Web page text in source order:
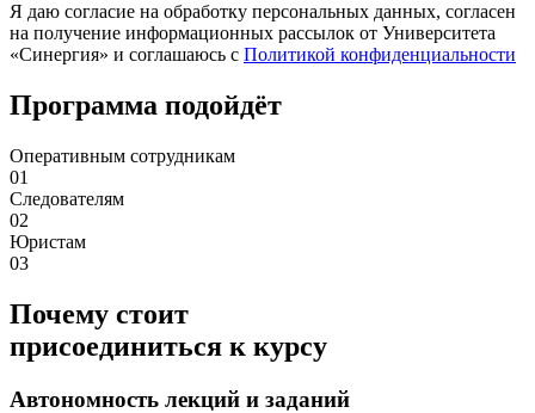
Я даю согласие на обработку персональных данных, согласен
на получение информационных рассылок от Университета
«Синергия» и соглашаюсь c Политикой конфиденциальности
Программа подойдёт
Оперативным сотрудникам
01
Следователям
02
Юристам
03
Почему стоит
присоединиться к курсу
Автономность лекций и заданий